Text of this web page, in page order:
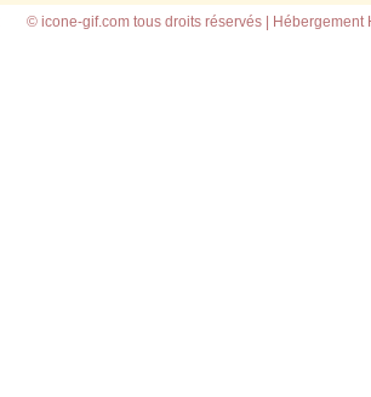
© icone-gif.com tous droits réservés | Hébergement